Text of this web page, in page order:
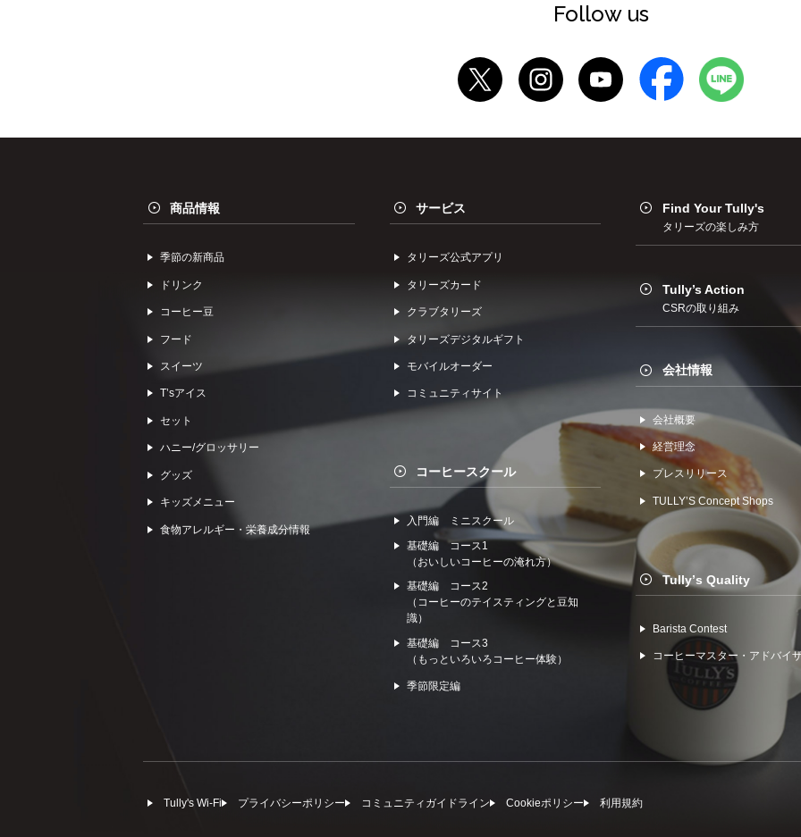
Follow us
商品情報
季節の新商品
ドリンク
コーヒー⾖
フード
スイーツ
Tʼsアイス
セット
ハニー/グロッサリー
グッズ
キッズメニュー
食物アレルギー・栄養成分情報
サービス
タリーズ公式アプリ
タリーズカード
クラブタリーズ
タリーズデジタルギフト
モバイルオーダー
コミュニティサイト
コーヒースクール
入門編 ミニスクール
基礎編 コース1
（おいしいコーヒーの淹れ方）
基礎編 コース2
（コーヒーのテイスティングと豆知
識）
基礎編 コース3
（もっといろいろコーヒー体験）
季節限定編
Find Your Tully's
タリーズの楽しみ方
Tully’s Action
CSRの取り組み
会社情報
会社概要
経営理念
プレスリリース
TULLYʼS Concept Shops
Tullyʼs Quality
Barista Contest
コーヒーマスター・アドバイ
Tully's Wi-Fi プライバシーポリシー コミュニティガイドライン Cookieポリシー 利⽤規約